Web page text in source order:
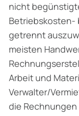
nicht
Betriebskosten-
getrennt
meisten
Arbeit und
Verwalter/
die